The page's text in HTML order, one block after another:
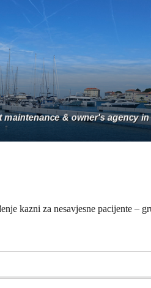
kazni za nesavjesne pacijente –